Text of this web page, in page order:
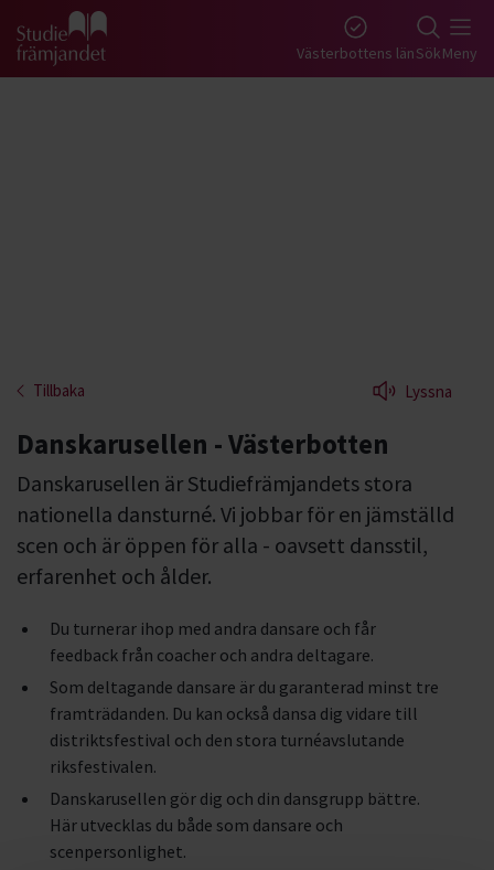
Gå till studiefrämjandets startsida Västerbottens länSökMeny
Tillbaka Lyssna
Danskarusellen - Västerbotten
Danskarusellen är Studiefrämjandets stora
nationella dansturné. Vi jobbar för en jämställd
scen och är öppen för alla - oavsett dansstil,
erfarenhet och ålder.
Du turnerar ihop med andra dansare och får
feedback från coacher och andra deltagare.
Som deltagande dansare är du garanterad minst tre
framträdanden. Du kan också dansa dig vidare till
distriktsfestival och den stora turnéavslutande
riksfestivalen.
Danskarusellen gör dig och din dansgrupp bättre.
Här utvecklas du både som dansare och
scenpersonlighet.